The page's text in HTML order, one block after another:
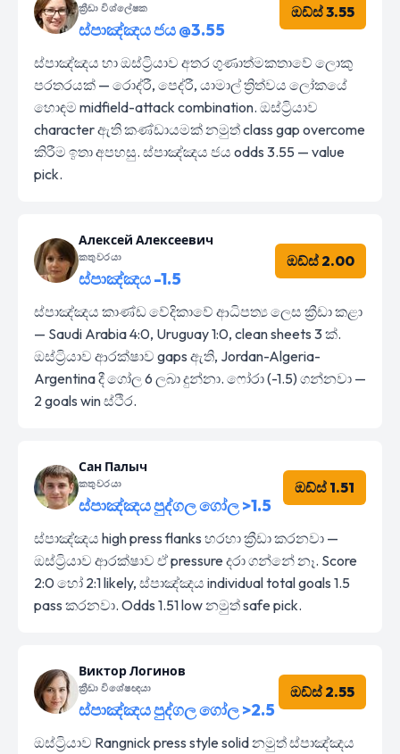
ක්‍රීඩා විශ්ලේෂක
ස්පාඤ්ඤය ජය @3.55
ඔඩ්ස් 3.55
ස්පාඤ්ඤය හා ඔස්ට්‍රියාව අතර ගුණාත්මකතාවේ ලොකු
පරතරයක් — රොද්රී, පෙද්රී, යාමාල් ත්‍රිත්වය ලෝකයේ
හොඳම midfield-attack combination. ඔස්ට්‍රියාව
character ඇති කණ්ඩායමක් නමුත් class gap overcome
කිරීම ඉතා අපහසු. ස්පාඤ්ඤය ජය odds 3.55 — value
pick.
Алексей Алексеевич
කතුවරයා
ස්පාඤ්ඤය -1.5
ඔඩ්ස් 2.00
ස්පාඤ්ඤය කාණ්ඩ වේදිකාවේ ආධිපත්‍ය ලෙස ක්‍රීඩා කළා
— Saudi Arabia 4:0, Uruguay 1:0, clean sheets 3 ක්.
ඔස්ට්‍රියාව ආරක්ෂාව gaps ඇති, Jordan-Algeria-
Argentina දී ගෝල 6 ලබා දුන්නා. ෆෝරා (-1.5) ගන්නවා —
2 goals win ස්ථිර.
Сан Палыч
කතුවරයා
ස්පාඤ්ඤය පුද්ගල ගෝල >1.5
ඔඩ්ස් 1.51
ස්පාඤ්ඤය high press flanks හරහා ක්‍රීඩා කරනවා —
ඔස්ට්‍රියාව ආරක්ෂාව ඒ pressure දරා ගන්නේ නෑ. Score
2:0 හෝ 2:1 likely, ස්පාඤ්ඤය individual total goals 1.5
pass කරනවා. Odds 1.51 low නමුත් safe pick.
Виктор Логинов
ක්‍රීඩා විශේෂඥයා
ස්පාඤ්ඤය පුද්ගල ගෝල >2.5
ඔඩ්ස් 2.55
ඔස්ට්‍රියාව Rangnick press style solid නමුත් ස්පාඤ්ඤය